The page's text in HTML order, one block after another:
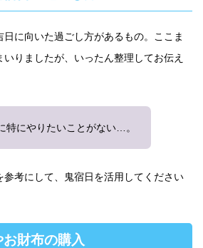
日に向いた過ごし方があるもの。ここま
りましたが、いったん整理してお伝え
特にやりたいことがない…。
参考にして、鬼宿日を活用してください
財布の購入